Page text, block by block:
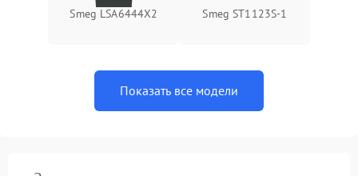
Smeg LSA6444X2 Smeg ST1123S-1
Показать все модели